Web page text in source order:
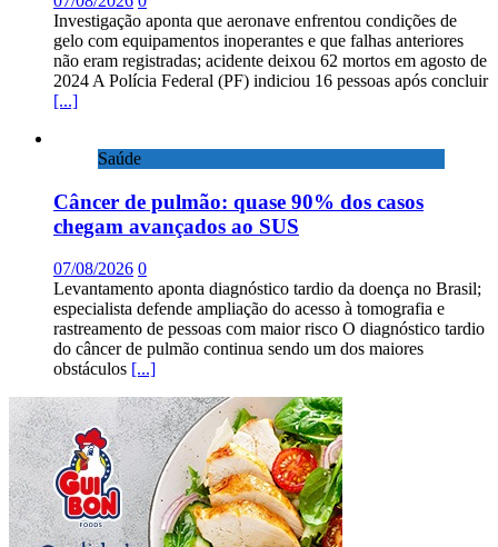
Investigação aponta que aeronave enfrentou condições de
gelo com equipamentos inoperantes e que falhas anteriores
não eram registradas; acidente deixou 62 mortos em agosto de
2024 A Polícia Federal (PF) indiciou 16 pessoas após concluir
[...]
Saúde
Câncer de pulmão: quase 90% dos casos
chegam avançados ao SUS
07/08/2026 0
Levantamento aponta diagnóstico tardio da doença no Brasil;
especialista defende ampliação do acesso à tomografia e
rastreamento de pessoas com maior risco O diagnóstico tardio
do câncer de pulmão continua sendo um dos maiores
obstáculos [...]